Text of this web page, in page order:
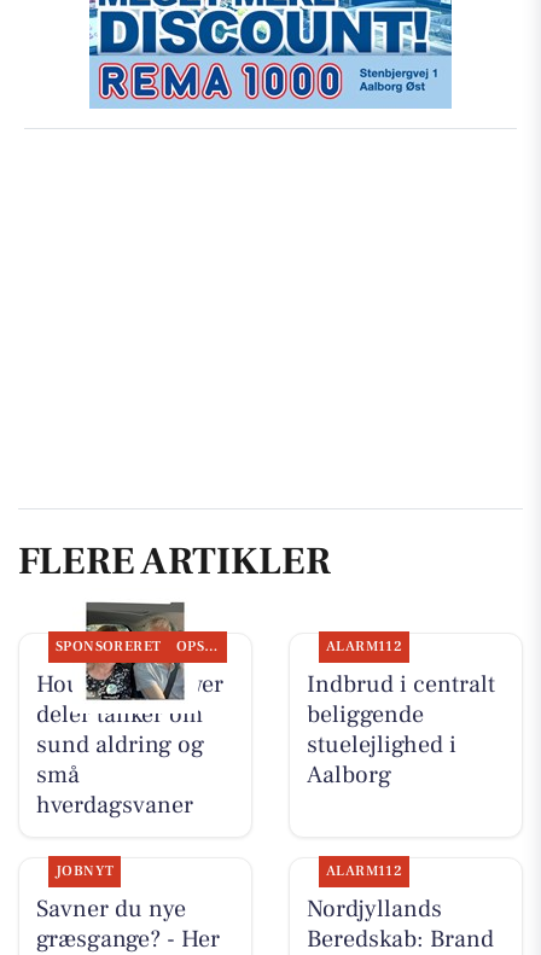
FLERE ARTIKLER
SPONSORERET OPSLAGSTAVLEN
Houen Life Power
deler tanker om
sund aldring og
små
hverdagsvaner
ALARM112
Indbrud i centralt
beliggende
stuelejlighed i
Aalborg
JOBNYT
Savner du nye
græsgange? - Her
ALARM112
Nordjyllands
Beredskab: Brand